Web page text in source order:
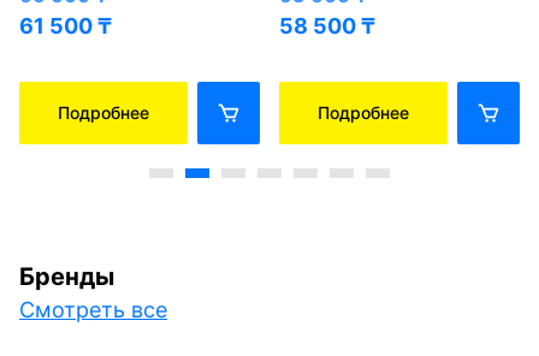
61 500₸
Подробнее
58 500₸
Подробнее
Бренды
Смотреть все